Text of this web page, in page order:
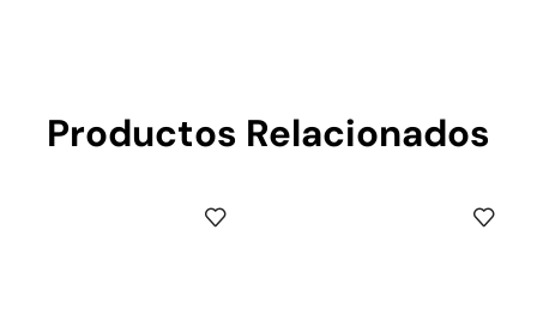
Productos Relacionados